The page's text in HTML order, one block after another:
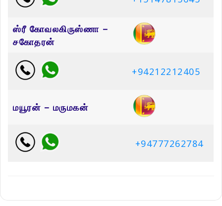
ஸ்ரீ கோவலகிருஸ்ணா –
சகோதரன்
+94212212405
மயூரன் – மருமகன்
+94777262784